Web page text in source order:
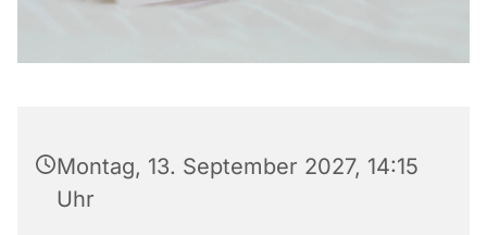
Montag, 13. September 2027, 14:15
Uhr